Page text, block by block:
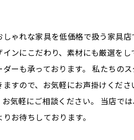
ゃれな家具を低価格で扱う家具
ンにこだわり、素材にも厳選を
ーも承っております。 私たちの
すので、お気軽にお声掛けくだ
気軽にご相談ください。 当店で
お待ちしております。